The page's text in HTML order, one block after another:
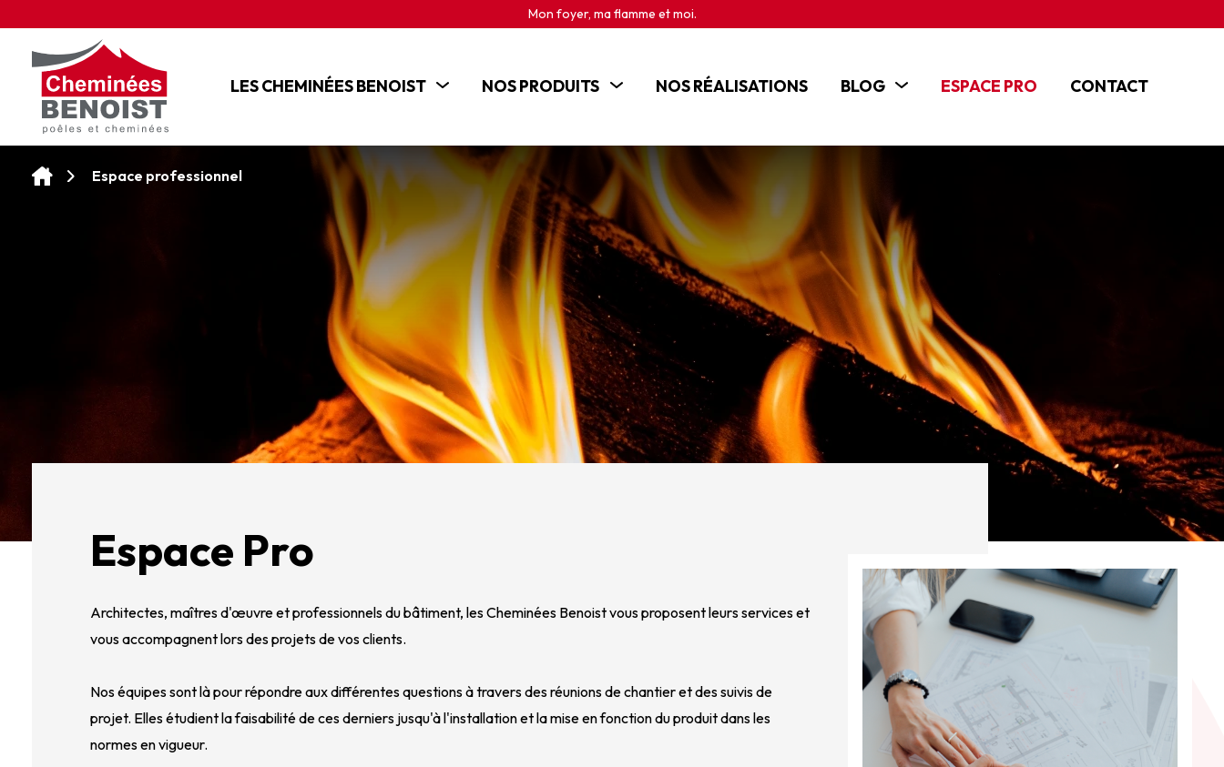
Mon foyer, ma flamme et moi.
LES CHEMINÉES BENOIST
NOS SERVICES
NOS CONSEILS
NOS PRODUITS
CHEMINÉES
INSERTS
CUISINIÈRES BOIS
BRASEROS ET CHEMINÉES D'EXTÉRIEUR
NOS RÉALISATIONS BLOG
TUTOS ET VIDÉOS
ESPACE PRO CONTACT
Espace professionnel
Espace Pro
Architectes, maîtres d'œuvre et professionnels du bâtiment, les Cheminées Benoist vous proposent leurs services et
vous accompagnent lors des projets de vos clients.
Nos équipes sont là pour répondre aux différentes questions à travers des réunions de chantier et des suivisde
projet. Elles étudient la faisabilité de ces derniers jusqu'à l'installation et la mise en fonction du produit dans les
normes en vigueur.